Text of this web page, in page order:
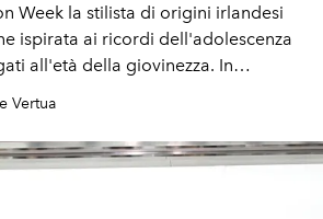
Week la stilista di origini irlandesi
ispirata ai ricordi dell'adolescenza
all'età della giovinezza. In
Chung, Fiona Shaw e Minha Kim
Vertua